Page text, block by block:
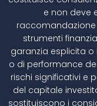
e non deve
strumenti
garanzia esplicita o
o di performance
rischi significativi e
del capitale
sostituiscono i